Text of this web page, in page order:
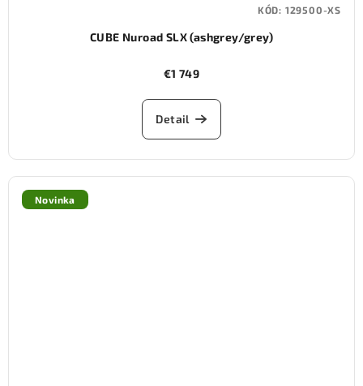
CUBE Nuroad SLX (ashgrey/grey)
€1 749
Detail
KÓD: 129500-XS
Novinka